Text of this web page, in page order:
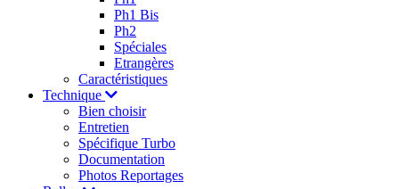
Ph1 Bis
Ph2
Spéciales
Etrangères
Caractéristiques
Technique
Bien choisir
Entretien
Spécifique Turbo
Documentation
Photos Reportages